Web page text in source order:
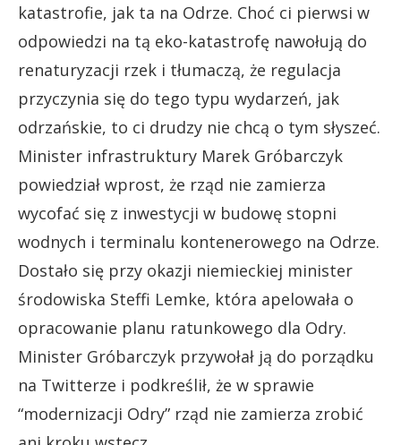
katastrofie, jak ta na Odrze. Choć ci pierwsi w
odpowiedzi na tą eko-katastrofę nawołują do
renaturyzacji rzek i tłumaczą, że regulacja
przyczynia się do tego typu wydarzeń, jak
odrzańskie, to ci drudzy nie chcą o tym słyszeć.
Minister infrastruktury Marek Gróbarczyk
powiedział wprost, że rząd nie zamierza
wycofać się z inwestycji w budowę stopni
wodnych i terminalu kontenerowego na Odrze.
Dostało się przy okazji niemieckiej minister
środowiska Steffi Lemke, która apelowała o
opracowanie planu ratunkowego dla Odry.
Minister Gróbarczyk przywołał ją do porządku
na Twitterze i podkreślił, że w sprawie
“modernizacji Odry” rząd nie zamierza zrobić